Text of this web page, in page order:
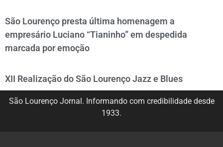
São Lourenço presta última homenagem a
empresário Luciano “Tianinho” em despedida
marcada por emoção
XII Realização do São Lourenço Jazz e Blues
São Lourenço Jornal. Informando com credibilidade desde
1933.